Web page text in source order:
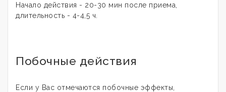
Начало действия - 20-30 мин после приема,
длительность - 4-4,5 ч.
Побочные действия
Если у Вас отмечаются побочные эффекты,